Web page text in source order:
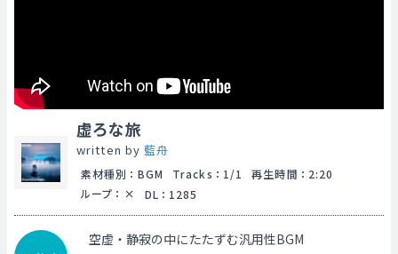
虚ろな旅
written by藍舟
素材種別 ： BGM Tracks ： 1/1 再生時間 ： 2:20
ループ ： DL ： 1285
空虚・静寂の中にたたずむ汎用性BGM